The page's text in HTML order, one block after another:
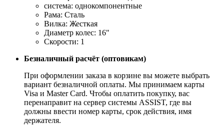
система: однокомпонентные
Рама: Сталь
Вилка: Жесткая
Диаметр колес: 16"
Скорости: 1
Безналичный расчёт (оптовикам)
При оформлении заказа в корзине вы можете выбрать
вариант безналичной оплаты. Мы принимаем карты
Visa и Master Card. Чтобы оплатить покупку, вас
перенаправит на сервер системы ASSIST, где вы
должны ввести номер карты, срок действия, имя
держателя.